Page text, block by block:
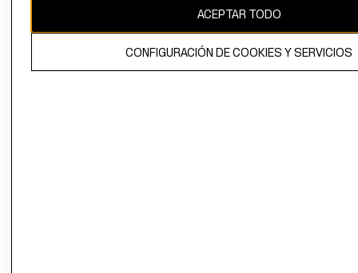
Chile ($)
ACEPTAR TODO
CONFIGURACIÓN DE COOKIES Y SERVICIOS